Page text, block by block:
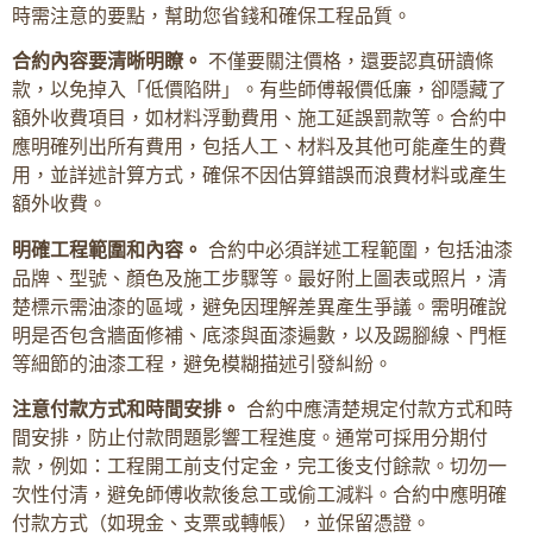
時需注意的要點，幫助您省錢和確保工程品質。
合約內容要清晰明瞭。 不僅要關注價格，還要認真研讀條
款，以免掉入「低價陷阱」。有些師傅報價低廉，卻隱藏了
額外收費項目，如材料浮動費用、施工延誤罰款等。合約中
應明確列出所有費用，包括人工、材料及其他可能產生的費
用，並詳述計算方式，確保不因估算錯誤而浪費材料或產生
額外收費。
明確工程範圍和內容。 合約中必須詳述工程範圍，包括油漆
品牌、型號、顏色及施工步驟等。最好附上圖表或照片，清
楚標示需油漆的區域，避免因理解差異產生爭議。需明確說
明是否包含牆面修補、底漆與面漆遍數，以及踢腳線、門框
等細節的油漆工程，避免模糊描述引發糾紛。
注意付款方式和時間安排。 合約中應清楚規定付款方式和時
間安排，防止付款問題影響工程進度。通常可採用分期付
款，例如：工程開工前支付定金，完工後支付餘款。切勿一
次性付清，避免師傅收款後怠工或偷工減料。合約中應明確
付款方式（如現金、支票或轉帳），並保留憑證。